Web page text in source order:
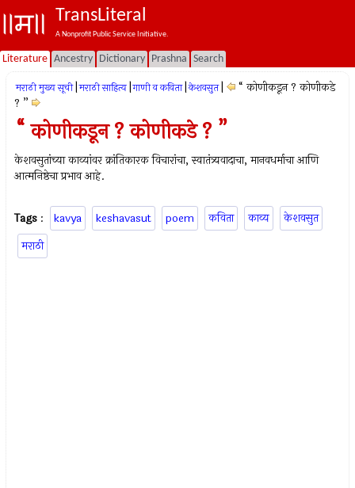
TransLiteral
A Nonprofit Public Service Initiative.
Literature Ancestry Dictionary Prashna Search
मराठी मुख्य सूची मराठी साहित्य गाणी व कविता केशवसुत
“ कोणीकडून ? कोणीकडे
? ”
“ कोणीकडून ? कोणीकडे ? ”
केशवसुतांच्या काव्यांवर क्रांतिकारक विचारांचा, स्वातंत्र्यवादाचा, मानवधर्माचा आणि
आत्मनिष्ठेचा प्रभाव आहे.
Tags : kavya keshavasut poem कविता काव्य
केशवसुत
मराठी